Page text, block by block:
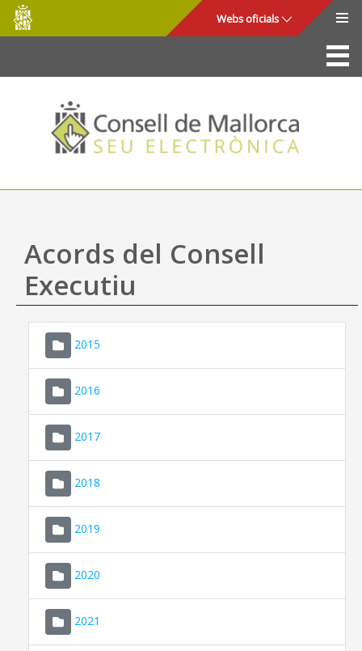
Salta al contingut principal
Consell
de
Mallorca
Webs oficials
La Seu
Consell de Mallorca
Accés i seguretat
Utilitats
Ajuda
Acords del Consell
Executiu
2015
2016
2017
2018
2019
2020
2021